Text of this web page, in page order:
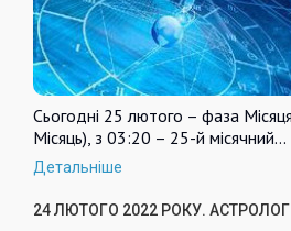
Сьогодні 25 лютого – фаза
Місяць), з 03:20 – 25-й місячний…
Детальніше
24 ЛЮТОГО 2022 РОКУ.